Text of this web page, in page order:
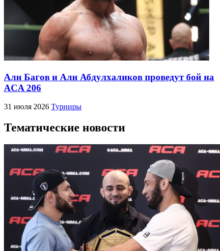
Али Багов и Али Абдулхаликов проведут бой на
ACA 206
31 июля 2026 Турниры
Тематические новости